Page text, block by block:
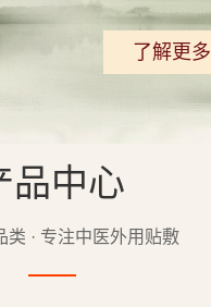
了解更多
品中心
类 · 专注中医外用贴敷